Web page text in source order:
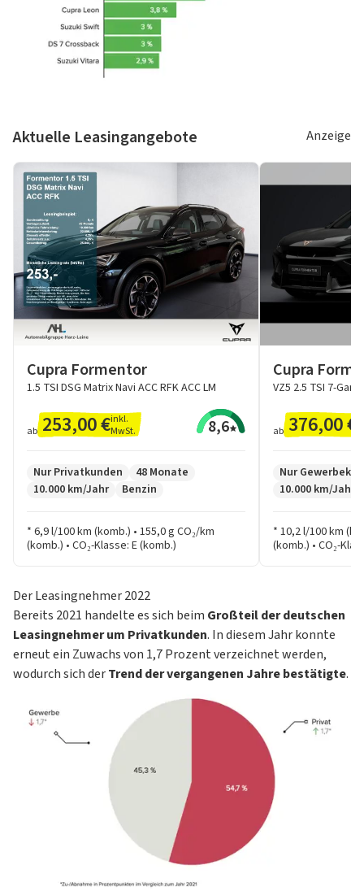
Aktuelle Leasingangebote Anzeige
Cupra Formentor
1.5 TSI DSG Matrix Navi ACC RFK ACC LM
ab 253,00 €inkl.
MwSt.
8,6
Nur Privatkunden
48 Monate
10.000 km/Jahr
Benzin
* 6,9 l/100 km (komb.) • 155,0 g CO₂/km
(komb.) • CO₂-Klasse: E (komb.)
Cupra
ab 376,00 €
Nur
10.000 km/Jahr
* 10,2 l/100 km
(komb.) • CO₂-
Der Leasingnehmer 2022
Bereits 2021 handelte es sich beim Großteil der deutschen
Leasingnehmer um Privatkunden. In diesem Jahr konnte
erneut ein Zuwachs von 1,7 Prozent verzeichnet werden,
wodurch sich derTrend der vergangenen Jahre bestätigte.